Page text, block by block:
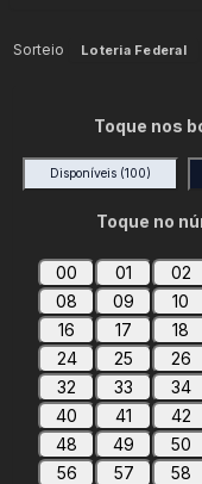
Sorteio Loteria Federal
Toque nos
Disponíveis (100)
Toque no
00 01 02
08
09 10
16
17 18
24
25 26
32
33 34
40
41 42
48
49 50
56
57 58